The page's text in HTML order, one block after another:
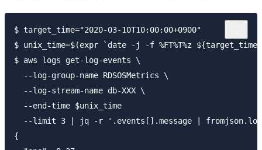
$ target_time="2020-03-10T10:00:00+0900"
$ unix_time=$(expr `date -j -f %FT%T%z
$ aws logs get-log-events \
  --log-group-name RDSOSMetrics \
  --log-stream-name db-XXX \
  --end-time $unix_time
--limit 3 | jq -r '.events[].message |
{